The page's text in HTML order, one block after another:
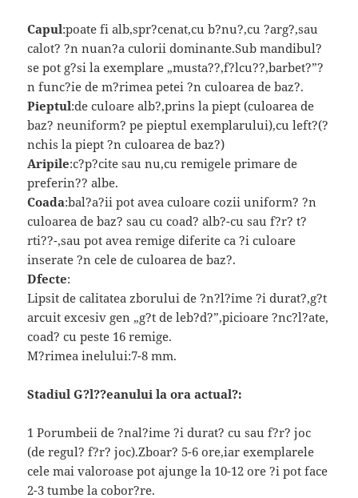
Capul:poate fi alb,spr?cenat,cu b?nu?,cu ?arg?,sau
calot? ?n nuan?a culorii dominante.Sub mandibul?
se pot g?si la exemplare „musta??,f?lcu??,barbet?”?
n func?ie de m?rimea petei ?n culoarea de baz?.
Pieptul:de culoare alb?,prins la piept (culoarea de
baz? neuniform? pe pieptul exemplarului),cu left?(?
nchis la piept ?n culoarea de baz?)
Aripile:c?p?cite sau nu,cu remigele primare de
preferin?? albe.
Coada:bal?a?ii pot avea culoare cozii uniform? ?n
culoarea de baz? sau cu coad? alb?-cu sau f?r? t?
rti??-,sau pot avea remige diferite ca ?i culoare
inserate ?n cele de culoarea de baz?.
Dfecte:
Lipsit de calitatea zborului de ?n?l?ime ?i durat?,g?t
arcuit excesiv gen „g?t de leb?d?”,picioare ?nc?l?ate,
coad? cu peste 16 remige.
M?rimea inelului:7-8 mm.
Stadiul G?l??eanului la ora actual?:
1 Porumbeii de ?nal?ime ?i durat? cu sau f?r? joc
(de regul? f?r? joc).Zboar? 5-6 ore,iar exemplarele
cele mai valoroase pot ajunge la 10-12 ore ?i pot face
2-3 tumbe la cobor?re.